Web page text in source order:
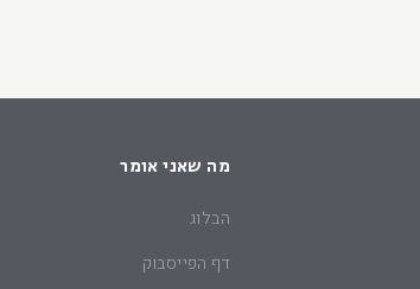
מה שאני אומר
הבלוג
דף הפייסבוק